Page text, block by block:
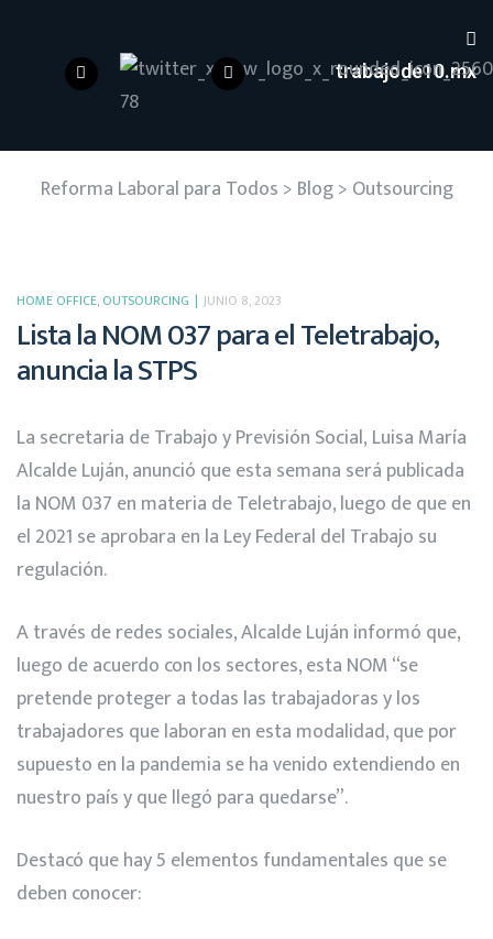
trabajode10.mx
Reforma Laboral para Todos > Blog> Outsourcing
HOME OFFICE, OUTSOURCING JUNIO 8, 2023
Lista la NOM 037 para el Teletrabajo,
anuncia la STPS
La secretaria de Trabajo y Previsión Social, Luisa María
Alcalde Luján, anunció que esta semana será publicada
la NOM 037 en materia de Teletrabajo, luego de que en
el 2021 se aprobara en la Ley Federal del Trabajo su
regulación.
A través de redes sociales, Alcalde Luján informó que,
luego de acuerdo con los sectores, esta NOM “se
pretende proteger a todas las trabajadoras y los
trabajadores que laboran en esta modalidad, que por
supuesto en la pandemia se ha venido extendiendo en
nuestro país y que llegó para quedarse”.
Destacó que hay 5 elementos fundamentales que se
deben conocer: